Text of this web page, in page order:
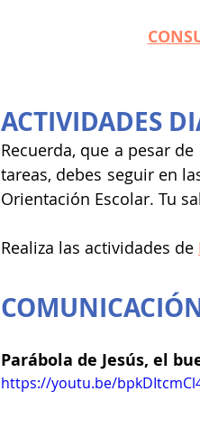
ACTIVIDADES
Recuerda, que a pesar
tareas, debes seguir en
Orientación Escolar. Tu
Realiza las actividades de
Parábola de Jesús, el
https://youtu.be/